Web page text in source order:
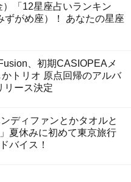
「12星座占いランキン
ずがめ座）！ あなたの星座
、初期CASIOPEAメ
トリオ 原点回帰のアルバ
リース決定
ディファンとかタオルと
夏休みに初めて東京旅行
バイス！